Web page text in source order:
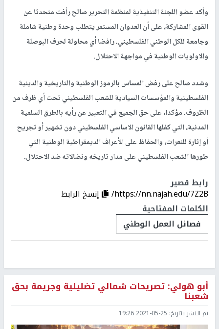
وأكد عضو اللجنة التنفيذية لمنظمة التحرير صالح رأفت متحدثا عن
القوى المشاركة، على أن العدوان المستمر يتطلب وحدة وطنية شاملة
وجامعة للكل الوطني الفلسطيني. رافضا أي محاولة لحرف البوصلة
والاولويات الوطنية في مواجهة الاحتلال.
وشدد صالح على رفض المساس بالرموز الوطنية والتاريخية والدينية
الفلسطينية والمؤسسات السيادية للشعب الفلسطيني تحت أي ظرف من
الظروف. مؤكدا، على حق الجميع في التعبير عن رأيه بالطرق السلمية
المدنية، التي كفلها القانون الاساسي الفلسطيني دون تشهير أو تجريح
أو إثارة للنعرات، والحفاظ على الأعراف الديمقراطية الوطنية التي
طورها الشعب الفلسطيني على مدار تاريخه ونضالاته ضد الاحتلال.
رابط قصير
https://nn.najah.edu/7Z2B/
إنسخ الرابط
الكلمات المفتاحية
فصائل العمل الوطني
أبو هولي: تصريحات شمالي تضليلية وجريمة بحق
شعبنا
تم النشر بتاريخ: 2021-05-25 19:26